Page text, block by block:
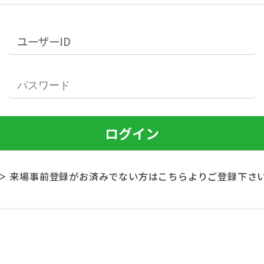
来場事前登録がお済みでない方はこちらよりご登録下さ